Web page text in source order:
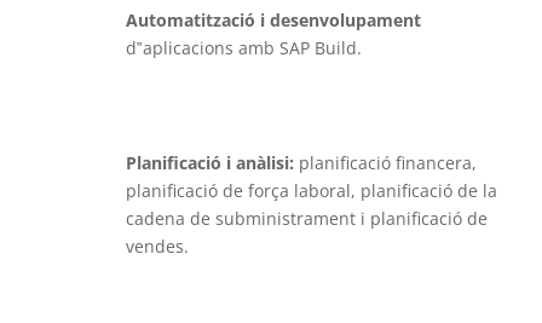
Automatització i desenvolupament
d‟aplicacions amb SAP Build.
Planificació i anàlisi: planificació financera,
planificació de força laboral, planificació de la
cadena de subministrament i planificació de
vendes.